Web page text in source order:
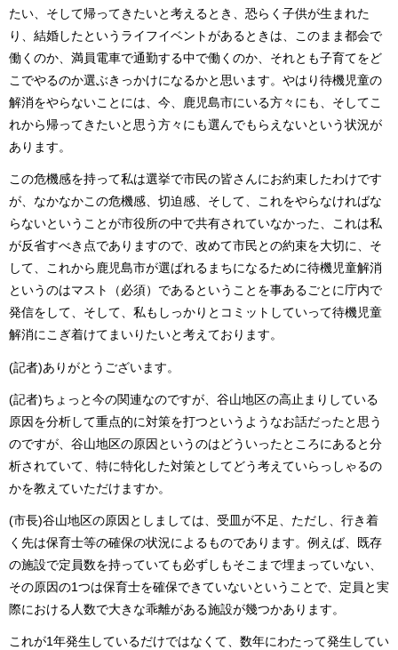
たい、そして帰ってきたいと考えるとき、恐らく子供が生まれた
り、結婚したというライフイベントがあるときは、このまま都会で
働くのか、満員電車で通勤する中で働くのか、それとも子育てをど
こでやるのか選ぶきっかけになるかと思います。やはり待機児童の
解消をやらないことには、今、鹿児島市にいる方々にも、そしてこ
れから帰ってきたいと思う方々にも選んでもらえないという状況が
あります。
この危機感を持って私は選挙で市民の皆さんにお約束したわけです
が、なかなかこの危機感、切迫感、そして、これをやらなければな
らないということが市役所の中で共有されていなかった、これは私
が反省すべき点でありますので、改めて市民との約束を大切に、そ
して、これから鹿児島市が選ばれるまちになるために待機児童解消
というのはマスト（必須）であるということを事あるごとに庁内で
発信をして、そして、私もしっかりとコミットしていって待機児童
解消にこぎ着けてまいりたいと考えております。
(記者)ありがとうございます。
(記者)ちょっと今の関連なのですが、谷山地区の高止まりしている
原因を分析して重点的に対策を打つというようなお話だったと思う
のですが、谷山地区の原因というのはどういったところにあると分
析されていて、特に特化した対策としてどう考えていらっしゃるの
かを教えていただけますか。
(市長)谷山地区の原因としましては、受皿が不足、ただし、行き着
く先は保育士等の確保の状況によるものであります。例えば、既存
の施設で定員数を持っていても必ずしもそこまで埋まっていない、
その原因の1つは保育士を確保できていないということで、定員と実
際における人数で大きな乖離がある施設が幾つかあります。
これが1年発生しているだけではなくて、数年にわたって発生してい